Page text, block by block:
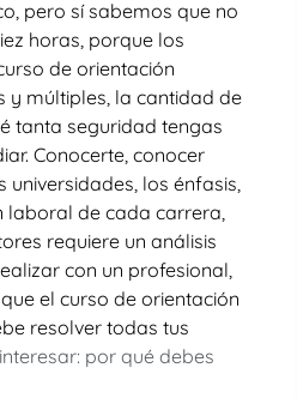
pero sí sabemos que no
horas, porque los
de orientación
y múltiples, la cantidad de
tanta seguridad tengas
Conocerte, conocer
los énfasis,
laboral de cada carrera,
requiere un análisis
con un profesional,
el curso de orientación
resolver todas tus
por qué debes